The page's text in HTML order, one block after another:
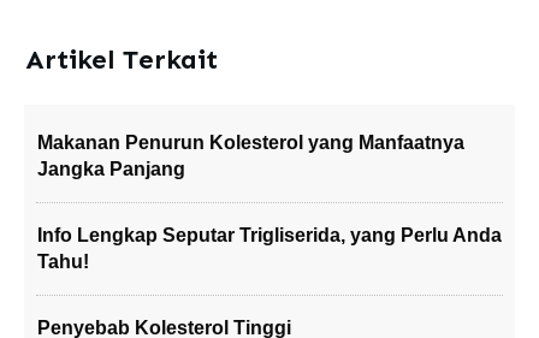
Artikel Terkait
Makanan Penurun Kolesterol yang Manfaatnya
Jangka Panjang
Info Lengkap Seputar Trigliserida, yang Perlu Anda
Tahu!
Penyebab Kolesterol Tinggi